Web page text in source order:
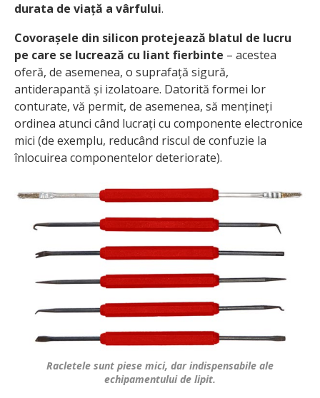
durata de viață a vârfului.
Covorașele din silicon protejează blatul de lucru
pe care se lucrează cu liant fierbinte – acestea
oferă, de asemenea, o suprafață sigură,
antiderapantă și izolatoare. Datorită formei lor
conturate, vă permit, de asemenea, să mențineți
ordinea atunci când lucrați cu componente electronice
mici (de exemplu, reducând riscul de confuzie la
înlocuirea componentelor deteriorate).
Racletele sunt piese mici, dar indispensabile ale
echipamentului de lipit.